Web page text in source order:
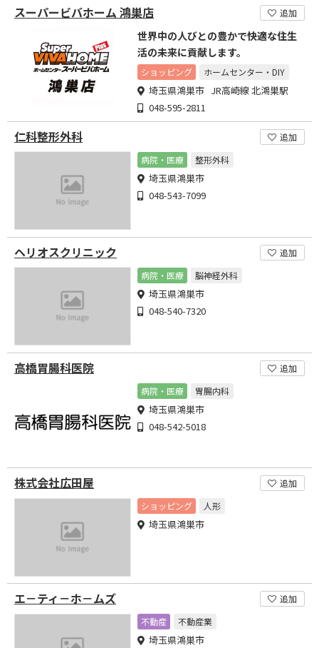
スーパービバホーム 鴻巣店 追加
世界中の人びとの豊かで快適な住生
活の未来に貢献します。
ショッピング ホームセンター・DIY
埼玉県鴻巣市 JR高崎線 北鴻巣駅
048-595-2811
仁科整形外科
追加
病院・医療
整形外科
埼玉県鴻巣市
048-543-7099
ヘリオスクリニック
追加
病院・医療
脳神経外科
埼玉県鴻巣市
048-540-7320
高橋胃腸科医院
追加
病院・医療
胃腸内科
埼玉県鴻巣市
048-542-5018
株式会社広田屋
追加
ショッピング
人形
埼玉県鴻巣市
エ－ティ－ホ－ムズ
追加
不動産
不動産業
埼玉県鴻巣市